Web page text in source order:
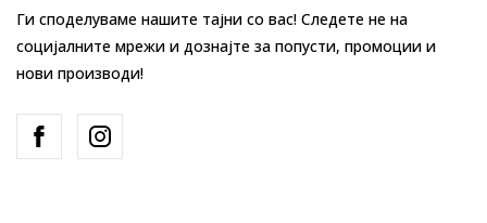
Ги споделуваме нашите тајни со вас! Следете не на
социјалните мрежи и дознајте за попусти, промоции и
нови производи!